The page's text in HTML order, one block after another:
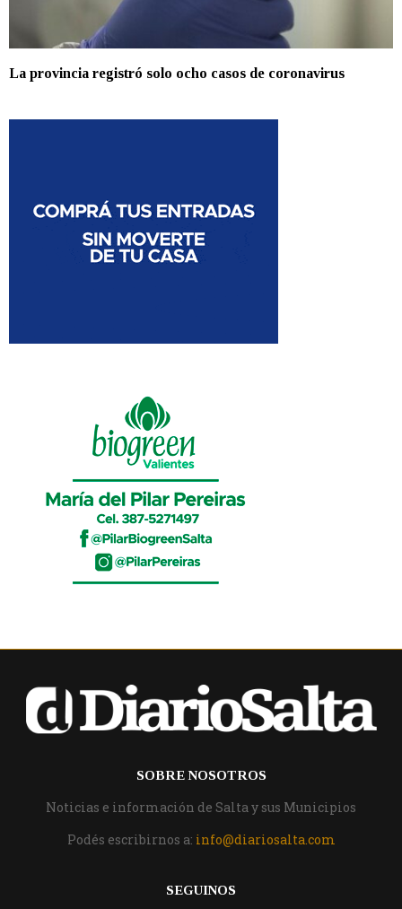
La provincia registró solo ocho casos de coronavirus
SOBRE NOSOTROS
Noticias e información de Salta y sus Municipios
Podés escribirnos a: info@diariosalta.com
SEGUINOS